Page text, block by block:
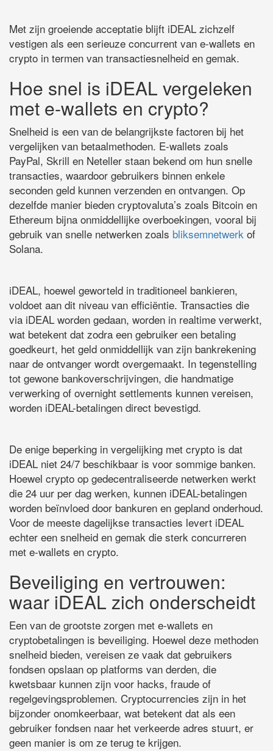
Met zijn groeiende acceptatie blijft iDEAL zichzelf
vestigen als een serieuze concurrent van e-wallets en
crypto in termen van transactiesnelheid en gemak.
Hoe snel is iDEAL vergeleken
met e-wallets en crypto?
Snelheid is een van de belangrijkste factoren bij het
vergelijken van betaalmethoden. E-wallets zoals
PayPal, Skrill en Neteller staan ​​bekend om hun snelle
transacties, waardoor gebruikers binnen enkele
seconden geld kunnen verzenden en ontvangen. Op
dezelfde manier bieden cryptovaluta’s zoals Bitcoin en
Ethereum bijna onmiddellijke overboekingen, vooral bij
gebruik van snelle netwerken zoals bliksemnetwerk of
Solana.
iDEAL, hoewel geworteld in traditioneel bankieren,
voldoet aan dit niveau van efficiëntie. Transacties die
via iDEAL worden gedaan, worden in realtime verwerkt,
wat betekent dat zodra een gebruiker een betaling
goedkeurt, het geld onmiddellijk van zijn bankrekening
naar de ontvanger wordt overgemaakt. In tegenstelling
tot gewone bankoverschrijvingen, die handmatige
verwerking of overnight settlements kunnen vereisen,
worden iDEAL-betalingen direct bevestigd.
De enige beperking in vergelijking met crypto is dat
iDEAL niet 24/7 beschikbaar is voor sommige banken.
Hoewel crypto op gedecentraliseerde netwerken werkt
die 24 uur per dag werken, kunnen iDEAL-betalingen
worden beïnvloed door bankuren en gepland onderhoud.
Voor de meeste dagelijkse transacties levert iDEAL
echter een snelheid en gemak die sterk concurreren
met e-wallets en crypto.
Beveiliging en vertrouwen:
waar iDEAL zich onderscheidt
Een van de grootste zorgen met e-wallets en
cryptobetalingen is beveiliging. Hoewel deze methoden
snelheid bieden, vereisen ze vaak dat gebruikers
fondsen opslaan op platforms van derden, die
kwetsbaar kunnen zijn voor hacks, fraude of
regelgevingsproblemen. Cryptocurrencies zijn in het
bijzonder onomkeerbaar, wat betekent dat als een
gebruiker fondsen naar het verkeerde adres stuurt, er
geen manier is om ze terug te krijgen.